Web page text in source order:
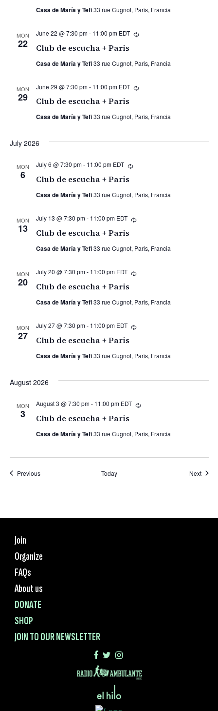
Casa de María y Tefi33 rue Cugnot, Paris, Francia
MON
22
June 22 @ 7:30 pm- 11:00 pm EDT Recurring
Club de escucha + Paris
Casa de María y Tefi33 rue Cugnot, Paris, Francia
MON
29
June 29 @ 7:30 pm- 11:00 pm EDT Recurring
Club de escucha + Paris
Casa de María y Tefi33 rue Cugnot, Paris, Francia
July 2026
MON
6
July 6 @ 7:30 pm- 11:00 pm EDT Recurring
Club de escucha + Paris
Casa de María y Tefi33 rue Cugnot, Paris, Francia
MON
13
July 13 @ 7:30 pm- 11:00 pm EDT Recurring
Club de escucha + Paris
Casa de María y Tefi33 rue Cugnot, Paris, Francia
MON
20
July 20 @ 7:30 pm- 11:00 pm EDT Recurring
Club de escucha + Paris
Casa de María y Tefi33 rue Cugnot, Paris, Francia
MON
27
July 27 @ 7:30 pm- 11:00 pm EDT Recurring
Club de escucha + Paris
Casa de María y Tefi33 rue Cugnot, Paris, Francia
August 2026
MON
3
August 3 @ 7:30 pm- 11:00 pm EDT Recurring
Club de escucha + Paris
Casa de María y Tefi33 rue Cugnot, Paris, Francia
PreviousListening Clubs Today Next
Join
Organize
FAQs
About us
DONATE
SHOP
JOIN TO OUR NEWSLETTER